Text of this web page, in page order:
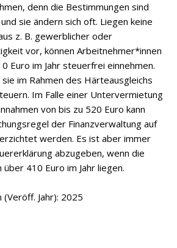
denn die Bestimmungen sind
sie ändern sich oft. Liegen keine
z. B. gewerblicher oder
vor, können Arbeitnehmer*innen
Euro im Jahr steuerfrei einnehmen.
im Rahmen des Härteausgleichs
Im Falle einer Untervermietung
von bis zu 520 Euro kann
der Finanzverwaltung auf
werden. Es ist aber immer
abzugeben, wenn die
410 Euro im Jahr liegen.
Jahr): 2025